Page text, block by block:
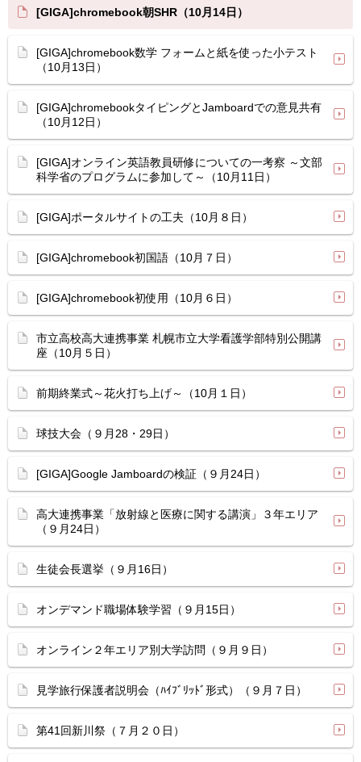
[GIGA]chromebook朝SHR（10月14日）
[GIGA]chromebook数学 フォームと紙を使った小テスト
（10月13日）
[GIGA]chromebookタイピングとJamboardでの意見共有
（10月12日）
[GIGA]オンライン英語教員研修についての一考察 ～文部
科学省のプログラムに参加して～（10月11日）
[GIGA]ポータルサイトの工夫（10月８日）
[GIGA]chromebook初国語（10月７日）
[GIGA]chromebook初使用（10月６日）
市立高校高大連携事業 札幌市立大学看護学部特別公開講
座（10月５日）
前期終業式～花火打ち上げ～（10月１日）
球技大会（９月28・29日）
[GIGA]Google Jamboardの検証（９月24日）
高大連携事業「放射線と医療に関する講演」３年エリア
（９月24日）
生徒会長選挙（９月16日）
オンデマンド職場体験学習（９月15日）
オンライン２年エリア別大学訪問（９月９日）
見学旅行保護者説明会（ﾊｲﾌﾞﾘｯﾄﾞ形式）（９月７日）
第41回新川祭（７月２０日）